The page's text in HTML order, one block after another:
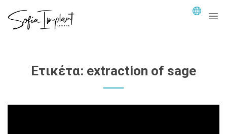
Ετικέτα: extraction of sage